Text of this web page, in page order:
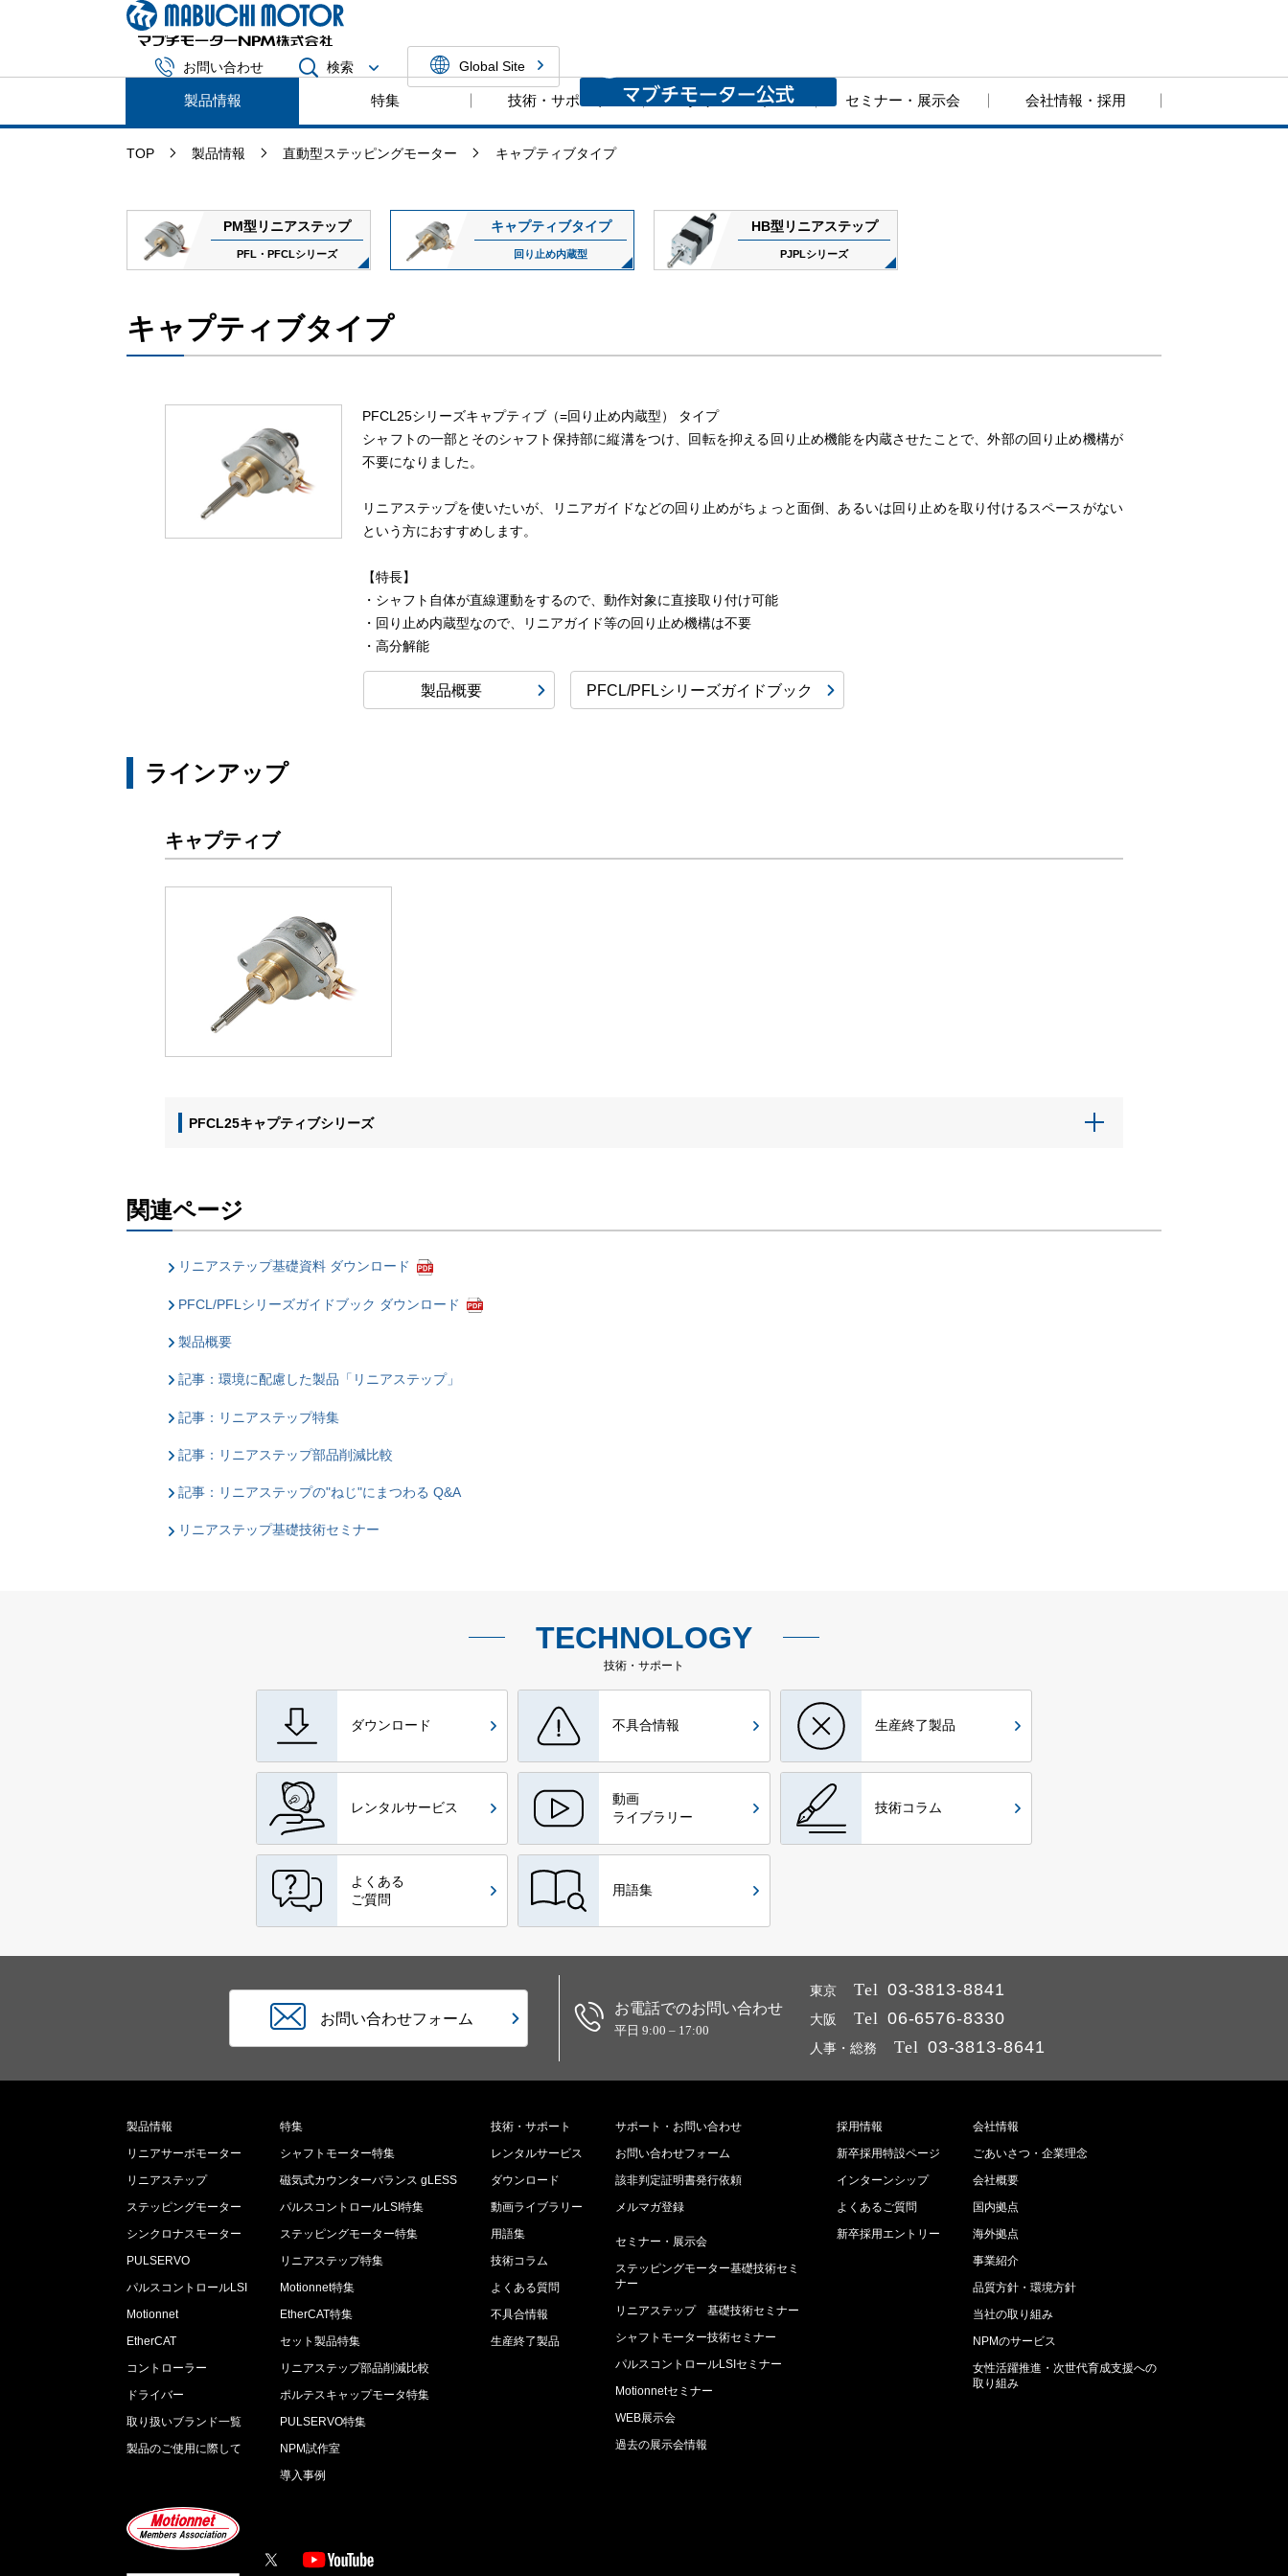
お問い合わせ 検索 Global Site
製品情報 特集 技術・サポート ダウンロード セミナー・展示会 会社情報・採用
TOP 製品情報 直動型ステッピングモーター キャプティブタイプ
PM型リニアステップ
PFL・PFCLシリーズ
キャプティブタイプ
回り止め内蔵型
HB型リニアステップ
PJPLシリーズ
キャプティブタイプ
PFCL25シリーズキャプティブ（=回り止め内蔵型） タイプ
シャフトの一部とそのシャフト保持部に縦溝をつけ、回転を抑える回り止め機能を内蔵させたことで、外部の回り止め機構が
不要になりました。
リニアステップを使いたいが、リニアガイドなどの回り止めがちょっと面倒、あるいは回り止めを取り付けるスペースがない
という方におすすめします。
【特長】
・シャフト自体が直線運動をするので、動作対象に直接取り付け可能
・回り止め内蔵型なので、リニアガイド等の回り止め機構は不要
・高分解能
製品概要 PFCL/PFLシリーズガイドブック
ラインアップ
キャプティブ
PFCL25キャプティブシリーズ
関連ページ
リニアステップ基礎資料 ダウンロード
PFCL/PFLシリーズガイドブック ダウンロード
製品概要
記事：環境に配慮した製品「リニアステップ」
記事：リニアステップ特集
記事：リニアステップ部品削減比較
記事：リニアステップの"ねじ"にまつわる Q&A
リニアステップ基礎技術セミナー
TECHNOLOGY
技術・サポート
ダウンロード 不具合情報 生産終了製品
レンタルサービス
動画
ライブラリー
技術コラム
よくある
ご質問
用語集
お問い合わせフォーム
お電話でのお問い合わせ
平日 9:00 – 17:00
東京 Tel 03-3813-8841
大阪 Tel 06-6576-8330
人事・総務 Tel 03-3813-8641
製品情報
リニアサーボモーター
リニアステップ
ステッピングモーター
シンクロナスモーター
PULSERVO
パルスコントロールLSI
Motionnet
EtherCAT
コントローラー
ドライバー
取り扱いブランド一覧
製品のご使用に際して
特集
シャフトモーター特集
磁気式カウンターバランス gLESS
パルスコントロールLSI特集
ステッピングモーター特集
リニアステップ特集
Motionnet特集
EtherCAT特集
セット製品特集
リニアステップ部品削減比較
ポルテスキャップモータ特集
PULSERVO特集
NPM試作室
導入事例
技術・サポート
レンタルサービス
ダウンロード
動画ライブラリー
用語集
技術コラム
よくある質問
不具合情報
生産終了製品
サポート・お問い合わせ
お問い合わせフォーム
該非判定証明書発行依頼
メルマガ登録
セミナー・展示会
ステッピングモーター基礎技術セミ
ナー
リニアステップ 基礎技術セミナー
シャフトモーター技術セミナー
パルスコントロールLSIセミナー
Motionnetセミナー
WEB展示会
過去の展示会情報
採用情報
新卒採用特設ページ
インターンシップ
よくあるご質問
新卒採用エントリー
会社情報
ごあいさつ・企業理念
会社概要
国内拠点
海外拠点
事業紹介
品質方針・環境方針
当社の取り組み
NPMのサービス
女性活躍推進・次世代育成支援への
取り組み